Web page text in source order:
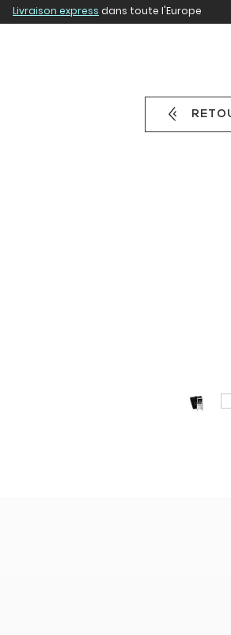
Livraison express dans toute l'Europe